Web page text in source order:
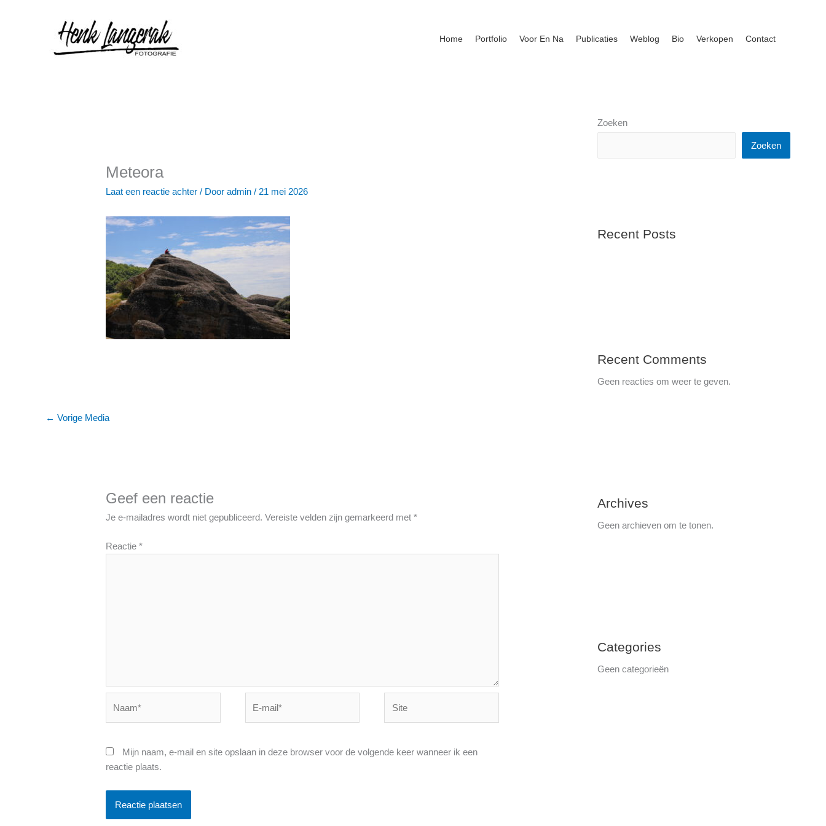
Home Portfolio Voor En Na Publicaties Weblog Bio Verkopen Contact
Meteora
Laat een reactie achter / Dooradmin/ 21 mei 2026
← Vorige Media
Geef een reactie
Je e-mailadres wordt niet gepubliceerd. Vereiste velden zijn gemarkeerd met*
Reactie*
mail*
Mijn naam, e-mail en site opslaan in deze browser voor de volgende keer wanneer ik een
reactie plaats.
Zoeken
Zoeken
Recent Posts
Recent Comments
Geen reacties om weer te geven.
Archives
Geen archieven om te tonen.
Categories
Geen categorieën